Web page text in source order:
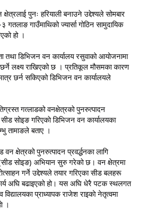
पुनः हरियाली बनाउने उद्देश्यले सोमबार
गतलाङ गाउँमाथिको ज्यार्सा गोठिन सामुदायिक
हो ।
तथा डिभिजन वन कार्यालय रसुवाको आयोजनामा
लक्ष्य राखिएको छ । प्रतिकूल मौसमका कारण
छर्न सकिएको डिभिजन वन कार्यालयले
गत्लाडको वनक्षेत्रको पुनरुत्पादन
सीड सोइङ गरिएकाे डिभिजन वन कार्यालयका
तामाङले बताए ।
वन क्षेत्रको पुनरुत्पादन प्रवर्द्धनका लागि
सोइङ) अभियान सुरु गरेको छ। वन क्षेत्रमा
गर्ने उद्देश्यले तयार गरिएका सीड बलहरू
अघि बढाइएको हो। यस अघि धेरै पटक स्थलगत
त्रिभुवन विश्व विद्यालयका प्राध्यापक राजेश राइकाे नेतृत्वमा
।